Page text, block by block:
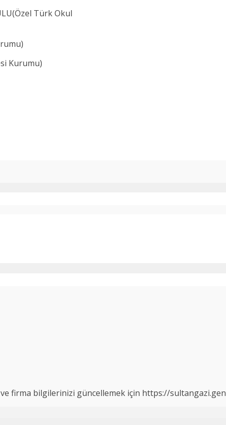
Türk Okul
Kurumu)
firma bilgilerinizi güncellemek için https://